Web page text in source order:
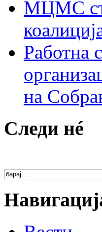
МЦМС
Работна
на
Следи нé